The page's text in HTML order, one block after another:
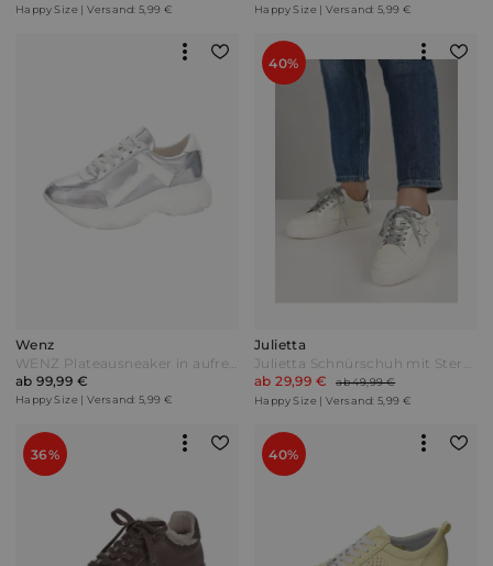
Happy Size | Versand: 5,99 €
Happy Size | Versand: 5,99 €
Wenz
WENZ Plateausneaker in aufregendem Metallic-Look Silberfarben/Weiß
ab 99,99 €
Happy Size | Versand: 5,99 €
40%
Julietta
Julietta Schnürschuh mit Sternenmuster Weiß
ab 29,99 €
ab 49,99 €
Happy Size | Versand: 5,99 €
36% 40%